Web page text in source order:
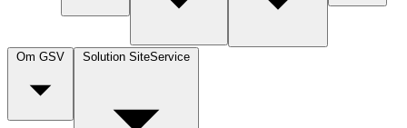
Om GSV Solution SiteService